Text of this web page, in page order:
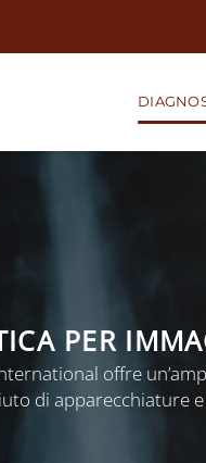
PER
offre
di apparecchiature